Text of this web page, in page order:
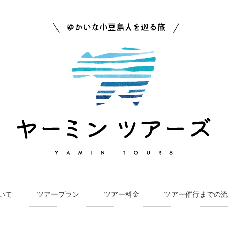
て ツアープラン ツアー料金 ツアー催行までの